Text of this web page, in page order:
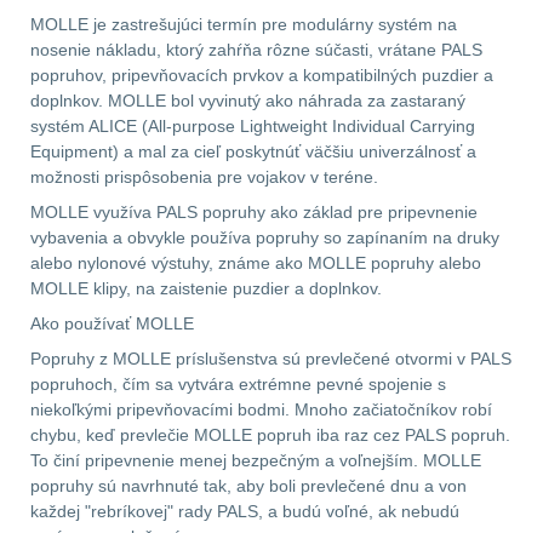
OBLEČENIE(316)
Nosičy a vesty65
Šiltovky
Taktické opasky45
Chrániče10
Ponča a pláštěnky11
Čepice, kukly, šátky 24
MOLLE je zastrešujúci termín pre modulárny systém na
nosenie nákladu, ktorý zahŕňa rôzne súčasti, vrátane PALS
popruhov, pripevňovacích prvkov a kompatibilných puzdier a
doplnkov. MOLLE bol vyvinutý ako náhrada za zastaraný
systém ALICE (All-purpose Lightweight Individual Carrying
Equipment) a mal za cieľ poskytnúť väčšiu univerzálnosť a
možnosti prispôsobenia pre vojakov v teréne.
MOLLE využíva PALS popruhy ako základ pre pripevnenie
vybavenia a obvykle používa popruhy so zapínaním na druky
alebo nylonové výstuhy, známe ako MOLLE popruhy alebo
MOLLE klipy, na zaistenie puzdier a doplnkov.
Ako používať MOLLE
Popruhy z MOLLE príslušenstva sú prevlečené otvormi v PALS
popruhoch, čím sa vytvára extrémne pevné spojenie s
niekoľkými pripevňovacími bodmi. Mnoho začiatočníkov robí
chybu, keď prevlečie MOLLE popruh iba raz cez PALS popruh.
To činí pripevnenie menej bezpečným a voľnejším. MOLLE
popruhy sú navrhnuté tak, aby boli prevlečené dnu a von
každej "rebríkovej" rady PALS, a budú voľné, ak nebudú